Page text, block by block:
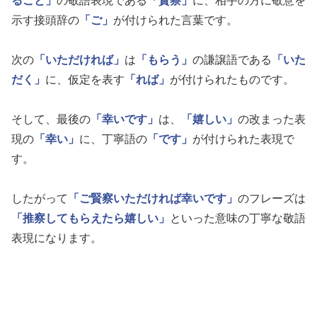
示す接頭辞の 「ご」 が付けられた言葉です。
次の 「いただければ」 は 「もらう」 の謙譲語である
「いた
だく」 に、仮定を表す 「れば」 が付けられたものです。
そして、最後の 「幸いです」 は、 「嬉しい」 の改まった表
現の 「幸い」 に、丁寧語の 「です」 が付けられた表現で
す。
したがって 「ご賢察いただければ幸いです」 のフレーズは
「推察してもらえたら嬉しい」
といった意味の丁寧な敬語
表現になります。